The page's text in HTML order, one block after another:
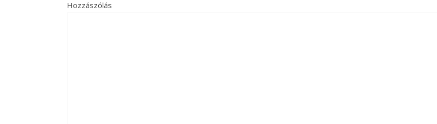
Hozzászólás